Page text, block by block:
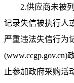
2.供应商未被
记录失信被执行人
严重违法失信行为
(www.ccgp.gov.cn)
止参加政府采购活